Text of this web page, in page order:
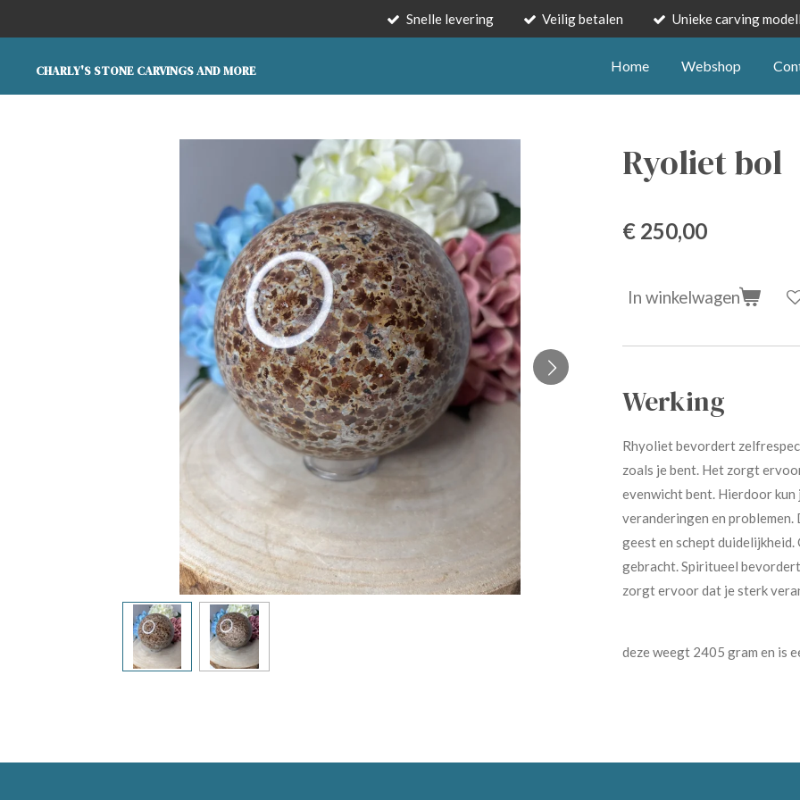
de
Snelle levering Veilig betalen Unieke carving
CHARLY'S STONE CARVINGS AND MORE Home Webshop
Ryoliet bol
€ 250,00
In winkelwagen
Werking
Rhyoliet bevordert
zoals je bent. Het zorgt
evenwicht bent. Hierdoor
veranderingen en problemen.
geest en schept
gebracht. Spiritueel
zorgt ervoor dat je sterk
deze weegt 2405 gram en is